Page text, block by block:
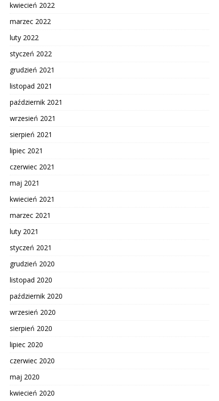
kwiecień 2022
marzec 2022
luty 2022
styczeń 2022
grudzień 2021
listopad 2021
październik 2021
wrzesień 2021
sierpień 2021
lipiec 2021
czerwiec 2021
maj 2021
kwiecień 2021
marzec 2021
luty 2021
styczeń 2021
grudzień 2020
listopad 2020
październik 2020
wrzesień 2020
sierpień 2020
lipiec 2020
czerwiec 2020
maj 2020
kwiecień 2020